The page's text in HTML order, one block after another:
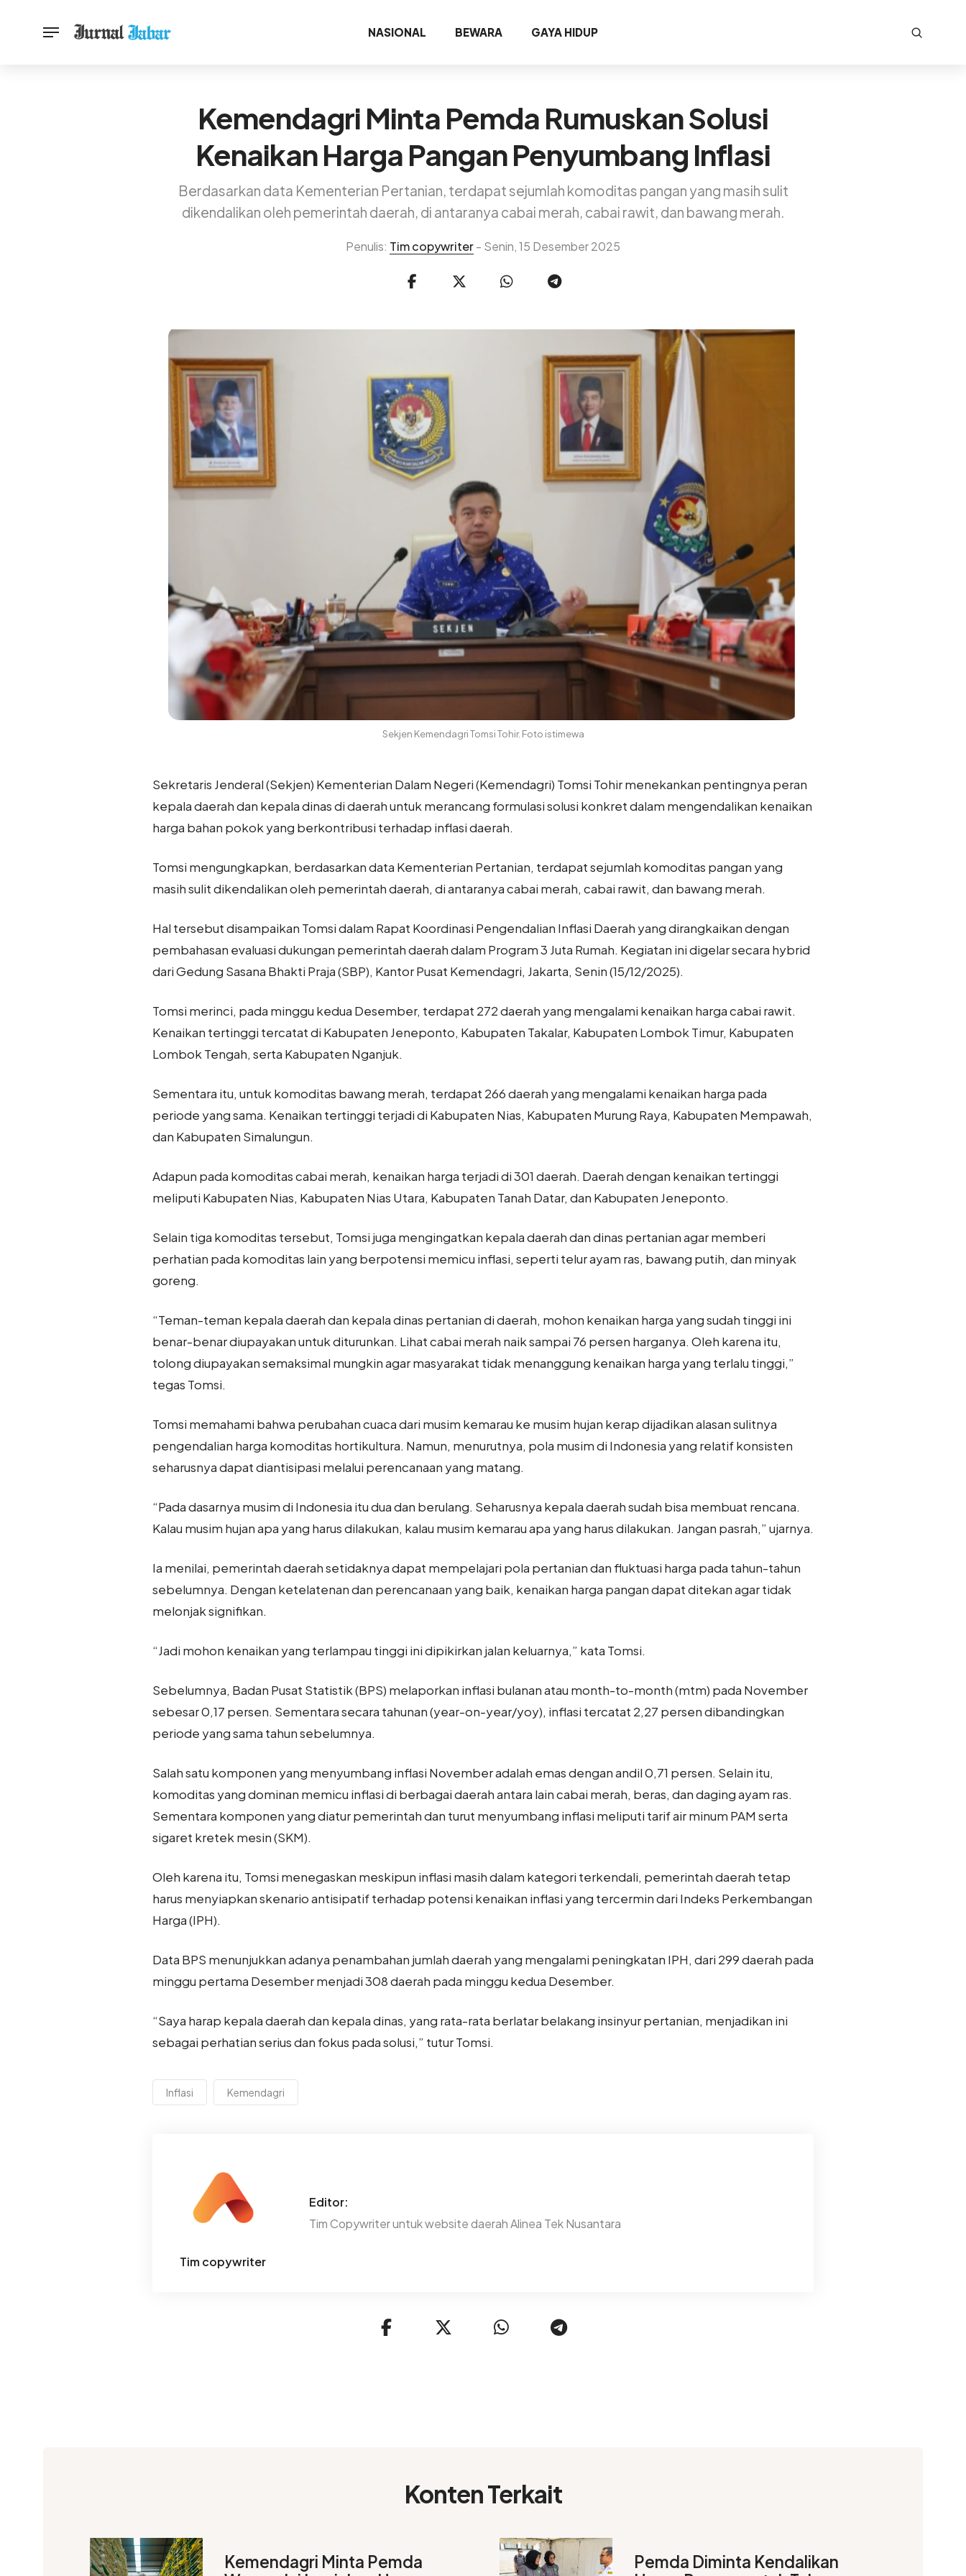
NASIONAL BEWARA GAYA HIDUP
Kemendagri Minta Pemda Rumuskan Solusi
Kenaikan Harga Pangan Penyumbang Inflasi
Berdasarkan data Kementerian Pertanian, terdapat sejumlah komoditas pangan yang masih sulit
dikendalikan oleh pemerintah daerah, di antaranya cabai merah, cabai rawit, dan bawang merah.
Penulis: Tim copywriter- Senin, 15 Desember 2025
Sekjen Kemendagri Tomsi Tohir. Foto istimewa
Sekretaris Jenderal (Sekjen) Kementerian Dalam Negeri (Kemendagri) Tomsi Tohir menekankan pentingnya peran
kepala daerah dan kepala dinas di daerah untuk merancang formulasi solusi konkret dalam mengendalikan kenaikan
harga bahan pokok yang berkontribusi terhadap inflasi daerah.
Tomsi mengungkapkan, berdasarkan data Kementerian Pertanian, terdapat sejumlah komoditas pangan yang
masih sulit dikendalikan oleh pemerintah daerah, di antaranya cabai merah, cabai rawit, dan bawang merah.
Hal tersebut disampaikan Tomsi dalam Rapat Koordinasi Pengendalian Inflasi Daerah yang dirangkaikan dengan
pembahasan evaluasi dukungan pemerintah daerah dalam Program 3 Juta Rumah. Kegiatan ini digelar secara hybrid
dari Gedung Sasana Bhakti Praja (SBP), Kantor Pusat Kemendagri, Jakarta, Senin (15/12/2025).
Tomsi merinci, pada minggu kedua Desember, terdapat 272 daerah yang mengalami kenaikan harga cabai rawit.
Kenaikan tertinggi tercatat di Kabupaten Jeneponto, Kabupaten Takalar, Kabupaten Lombok Timur, Kabupaten
Lombok Tengah, serta Kabupaten Nganjuk.
Sementara itu, untuk komoditas bawang merah, terdapat 266 daerah yang mengalami kenaikan harga pada
periode yang sama. Kenaikan tertinggi terjadi di Kabupaten Nias, Kabupaten Murung Raya, Kabupaten Mempawah,
dan Kabupaten Simalungun.
Adapun pada komoditas cabai merah, kenaikan harga terjadi di 301 daerah. Daerah dengan kenaikan tertinggi
meliputi Kabupaten Nias, Kabupaten Nias Utara, Kabupaten Tanah Datar, dan Kabupaten Jeneponto.
Selain tiga komoditas tersebut, Tomsi juga mengingatkan kepala daerah dan dinas pertanian agar memberi
perhatian pada komoditas lain yang berpotensi memicu inflasi, seperti telur ayam ras, bawang putih, dan minyak
goreng.
“Teman-teman kepala daerah dan kepala dinas pertanian di daerah, mohon kenaikan harga yang sudah tinggi ini
benar-benar diupayakan untuk diturunkan. Lihat cabai merah naik sampai 76 persen harganya. Oleh karena itu,
tolong diupayakan semaksimal mungkin agar masyarakat tidak menanggung kenaikan harga yang terlalu tinggi,”
tegas Tomsi.
Tomsi memahami bahwa perubahan cuaca dari musim kemarau ke musim hujan kerap dijadikan alasan sulitnya
pengendalian harga komoditas hortikultura. Namun, menurutnya, pola musim di Indonesia yang relatif konsisten
seharusnya dapat diantisipasi melalui perencanaan yang matang.
“Pada dasarnya musim di Indonesia itu dua dan berulang. Seharusnya kepala daerah sudah bisa membuat rencana.
Kalau musim hujan apa yang harus dilakukan, kalau musim kemarau apa yang harus dilakukan. Jangan pasrah,” ujarnya.
Ia menilai, pemerintah daerah setidaknya dapat mempelajari pola pertanian dan fluktuasi harga pada tahun-tahun
sebelumnya. Dengan ketelatenan dan perencanaan yang baik, kenaikan harga pangan dapat ditekan agar tidak
melonjak signifikan.
“Jadi mohon kenaikan yang terlampau tinggi ini dipikirkan jalan keluarnya,” kata Tomsi.
Sebelumnya, Badan Pusat Statistik (BPS) melaporkan inflasi bulanan atau month-to-month (mtm) pada November
sebesar 0,17 persen. Sementara secara tahunan (year-on-year/yoy), inflasi tercatat 2,27 persen dibandingkan
periode yang sama tahun sebelumnya.
Salah satu komponen yang menyumbang inflasi November adalah emas dengan andil 0,71 persen. Selain itu,
komoditas yang dominan memicu inflasi di berbagai daerah antara lain cabai merah, beras, dan daging ayam ras.
Sementara komponen yang diatur pemerintah dan turut menyumbang inflasi meliputi tarif air minum PAM serta
sigaret kretek mesin (SKM).
Oleh karena itu, Tomsi menegaskan meskipun inflasi masih dalam kategori terkendali, pemerintah daerah tetap
harus menyiapkan skenario antisipatif terhadap potensi kenaikan inflasi yang tercermin dari Indeks Perkembangan
Harga (IPH).
Data BPS menunjukkan adanya penambahan jumlah daerah yang mengalami peningkatan IPH, dari 299 daerah pada
minggu pertama Desember menjadi 308 daerah pada minggu kedua Desember.
“Saya harap kepala daerah dan kepala dinas, yang rata-rata berlatar belakang insinyur pertanian, menjadikan ini
sebagai perhatian serius dan fokus pada solusi,” tutur Tomsi.
Inflasi Kemendagri
Tim copywriter
Editor:
Tim Copywriter untuk website daerah Alinea Tek Nusantara
Konten Terkait
Kemendagri Minta Pemda
Pemda Diminta Kendalikan